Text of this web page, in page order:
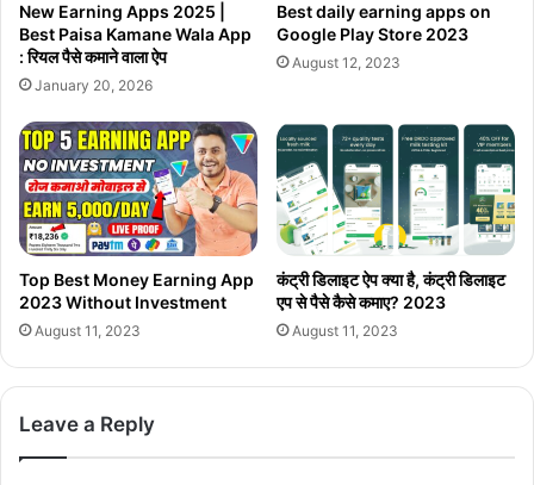
New Earning Apps 2025 |
Best Paisa Kamane Wala App
: रियल पैसे कमाने वाला ऐप
January 20, 2026
Best daily earning apps on
Google Play Store 2023
August 12, 2023
Top Best Money Earning App
2023 Without Investment
August 11, 2023
कंट्री डिलाइट ऐप क्या है, कंट्री डिलाइट
एप से पैसे कैसे कमाए? 2023
August 11, 2023
Leave a Reply